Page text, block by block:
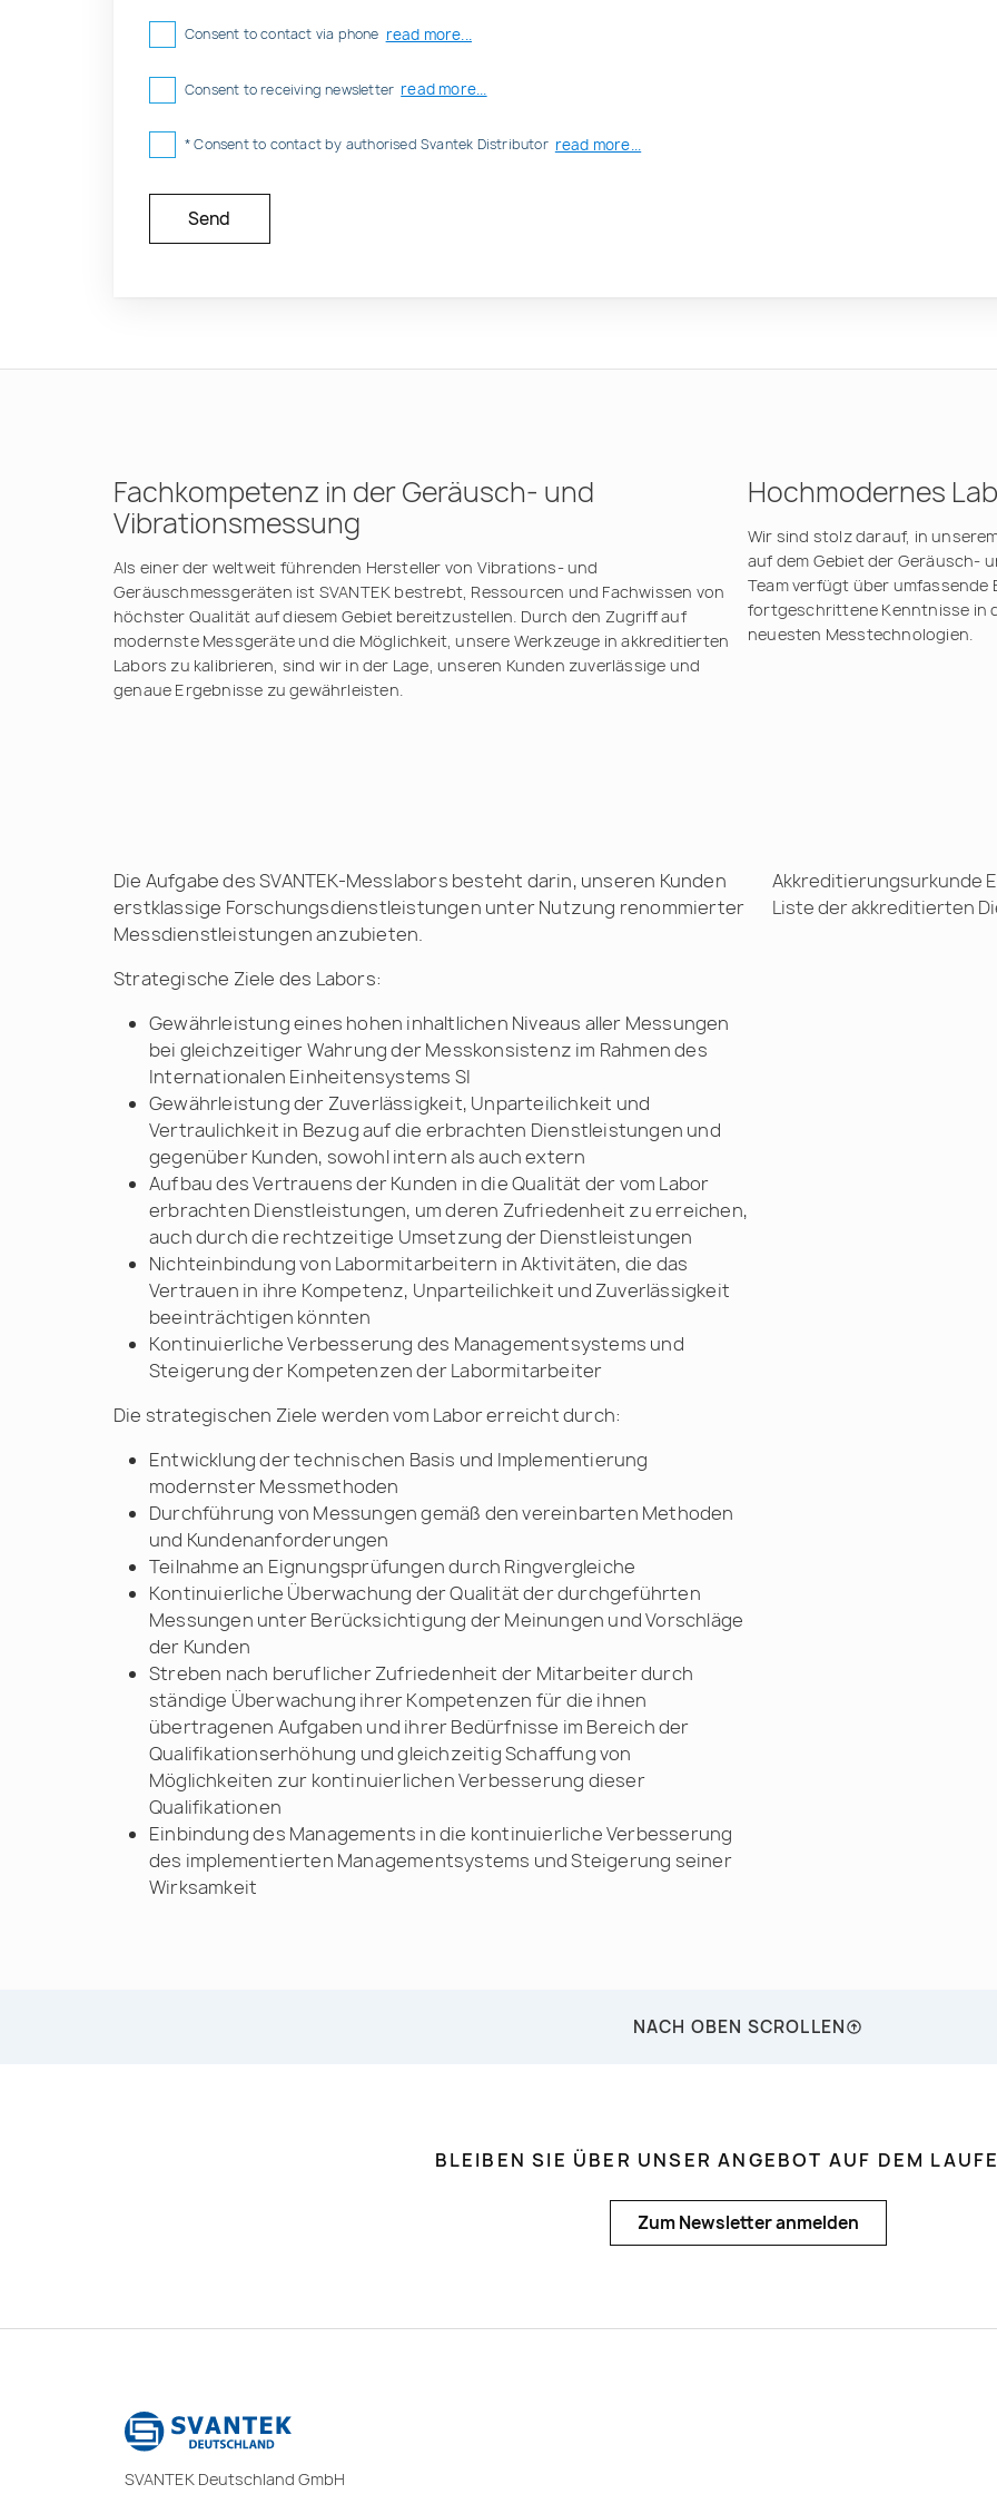
Consent to contact via phone read more...
Consent to receiving newsletter read more...
* Consent to contact by authorised Svantek Distributor read more...
Fachkompetenz in der Geräusch- und
Vibrationsmessung
Als einer der weltweit führenden Hersteller von Vibrations- und
Geräuschmessgeräten ist SVANTEK bestrebt, Ressourcen und Fachwissen von
höchster Qualität auf diesem Gebiet bereitzustellen. Durch den Zugriff auf
modernste Messgeräte und die Möglichkeit, unsere Werkzeuge in akkreditierten
Labors zu kalibrieren, sind wir in der Lage, unseren Kunden zuverlässige und
genaue Ergebnisse zu gewährleisten.
Hochmodernes
Wir sind stolz darauf, in
auf dem Gebiet der Geräusch-
Team verfügt über
fortgeschrittene Kenntnisse in
neuesten Messtechnologien.
Die Aufgabe des SVANTEK-Messlabors besteht darin, unseren Kunden
erstklassige Forschungsdienstleistungen unter Nutzung renommierter
Messdienstleistungen anzubieten.
Strategische Ziele des Labors:
Gewährleistung eines hohen inhaltlichen Niveaus aller Messungen
bei gleichzeitiger Wahrung der Messkonsistenz im Rahmen des
Internationalen Einheitensystems SI
Gewährleistung der Zuverlässigkeit, Unparteilichkeit und
Vertraulichkeit in Bezug auf die erbrachten Dienstleistungen und
gegenüber Kunden, sowohl intern als auch extern
Aufbau des Vertrauens der Kunden in die Qualität der vom Labor
erbrachten Dienstleistungen, um deren Zufriedenheit zu erreichen,
auch durch die rechtzeitige Umsetzung der Dienstleistungen
Nichteinbindung von Labormitarbeitern in Aktivitäten, die das
Vertrauen in ihre Kompetenz, Unparteilichkeit und Zuverlässigkeit
beeinträchtigen könnten
Kontinuierliche Verbesserung des Managementsystems und
Steigerung der Kompetenzen der Labormitarbeiter
Die strategischen Ziele werden vom Labor erreicht durch:
Entwicklung der technischen Basis und Implementierung
modernster Messmethoden
Durchführung von Messungen gemäß den vereinbarten Methoden
und Kundenanforderungen
Teilnahme an Eignungsprüfungen durch Ringvergleiche
Kontinuierliche Überwachung der Qualität der durchgeführten
Messungen unter Berücksichtigung der Meinungen und Vorschläge
der Kunden
Streben nach beruflicher Zufriedenheit der Mitarbeiter durch
ständige Überwachung ihrer Kompetenzen für die ihnen
übertragenen Aufgaben und ihrer Bedürfnisse im Bereich der
Qualifikationserhöhung und gleichzeitig Schaffung von
Möglichkeiten zur kontinuierlichen Verbesserung dieser
Qualifikationen
Einbindung des Managements in die kontinuierliche Verbesserung
des implementierten Managementsystems und Steigerung seiner
Wirksamkeit
Akkreditierungsurkunde
Liste der akkreditierten
NACH OBEN SCROLLEN
BLEIBEN SIE ÜBER UNSER ANGEBOT AUF DEM
Zum Newsletter anmelden
SVANTEK Deutschland GmbH